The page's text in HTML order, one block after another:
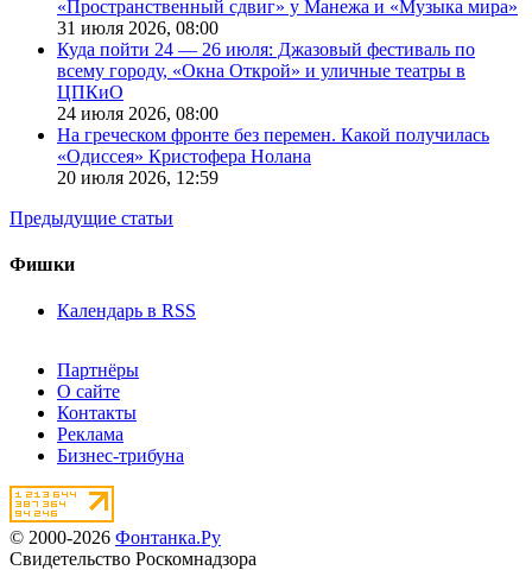
«Пространственный сдвиг» у Манежа и «Музыка мира»
31 июля 2026, 08:00
Куда пойти 24 — 26 июля: Джазовый фестиваль по
всему городу, «Окна Открой» и уличные театры в
ЦПКиО
24 июля 2026, 08:00
На греческом фронте без перемен. Какой получилась
«Одиссея» Кристофера Нолана
20 июля 2026, 12:59
Предыдущие статьи
Фишки
Календарь в RSS
Партнёры
О сайте
Контакты
Реклама
Бизнес-трибуна
© 2000-2026 Фонтанка.Ру
Свидетельство Роскомнадзора